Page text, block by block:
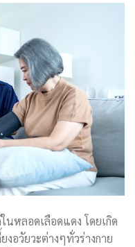
หลอดเลือดแดง โดยเกิด
อวัยวะต่างๆทั่วร่างกาย